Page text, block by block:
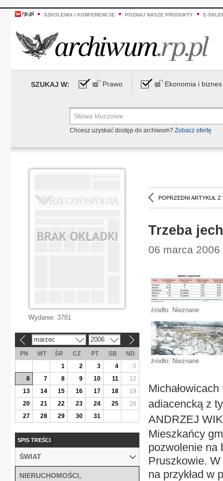
SZKOLENIA I KONFERENCJE POZNAJ NASZE PRODUKTY E-
SZUKAJ W: Prawo Ekonomia i biznes
Chcesz uzyskać dostęp do archiwum? Zobacz ofertę
POPRZEDNI ARTYKUŁ Z
Trzeba
06 marca
źródło: Nieznane
źródło: Nieznane
adiacencką z
ANDRZEJ
Mieszkańcy
pozwolenie na
Pruszkowie.
na przykład w
Wydanie: 3781
marzec 2006
PN WT ŚR CZ PT SB
ND
1
2 3 4
5
6
7 8 9 10 11
12
13
14 15 16 17 18
19
20
21 22 23 24 25
26
27
28 29 30 31
SPIS TREŚCI
ŚWIAT
NIERUCHOMOŚCI,